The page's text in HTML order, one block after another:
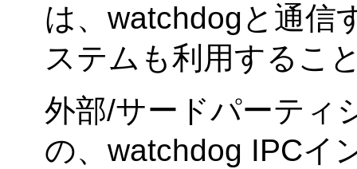
は、watchdogと通信
ステムも利用するこ
外部/サードパーティ
の、watchdog IPCイ